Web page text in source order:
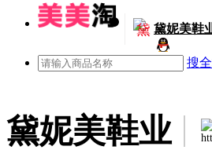
黛 黛妮美鞋
搜
黛妮美鞋业